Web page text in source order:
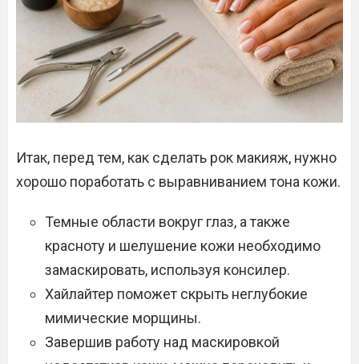
Итак, перед тем, как сделать рок макияж, нужно
хорошо поработать с выравниванием тона кожи.
Темные области вокруг глаз, а также
красноту и шелушение кожи необходимо
замаскировать, используя консилер.
Хайлайтер поможет скрыть неглубокие
мимические морщины.
Завершив работу над маскировкой